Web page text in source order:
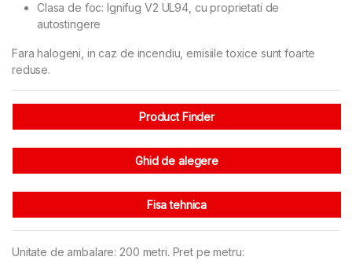
Clasa de foc: Ignifug V2 UL94, cu proprietati de
autostingere
Fara halogeni, in caz de incendiu, emisiile toxice sunt foarte
reduse.
Product Finder
Ghid de alegere
Fisa tehnica
Unitate de ambalare: 200 metri. Pret pe metru: